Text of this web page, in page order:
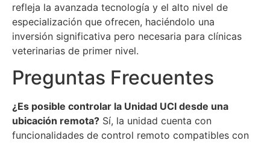
refleja la avanzada tecnología y el alto nivel de
especialización que ofrecen, haciéndolo una
inversión significativa pero necesaria para clínicas
veterinarias de primer nivel.
Preguntas Frecuentes
¿Es posible controlar la Unidad UCI desde una
ubicación remota? Sí, la unidad cuenta con
funcionalidades de control remoto compatibles con